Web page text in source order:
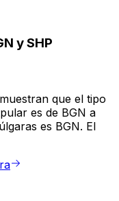
y SHP
que el tipo
es de BGN a
es BGN. El